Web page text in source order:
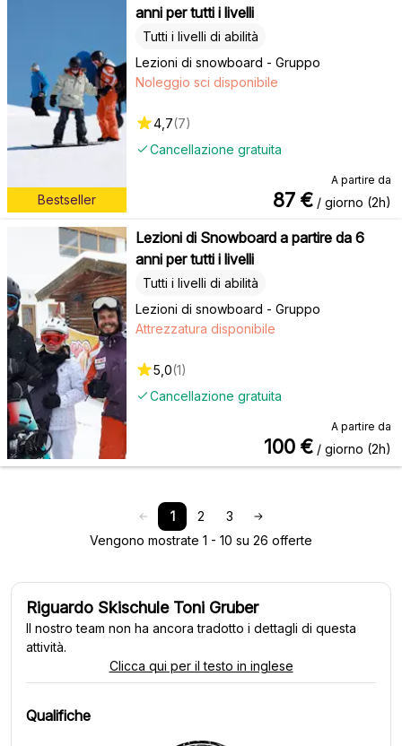
Bestseller
anni per tutti i livelli
Lezioni di snowboard - Gruppo
Tutti i livelli di abilità
Cancellazione gratuita
Noleggio sci disponibile
4,7(7)
A partire da
87 € / giorno (2h)
Lezioni di Snowboard a partire da 6
anni per tutti i livelli
Lezioni di snowboard - Gruppo
Tutti i livelli di abilità
Cancellazione gratuita
Attrezzatura disponibile
5,0(1)
A partire da
100 € / giorno (2h)
1 2
3
Vengono mostrate 1 - 10 su 26 offerte
Riguardo Skischule Toni Gruber
Il nostro team non ha ancora tradotto i dettagli di questa
attività.
Clicca qui per il testo in inglese
Qualifiche